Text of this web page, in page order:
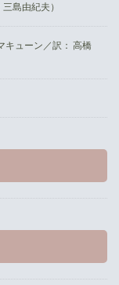
島由紀夫）
キューン／訳： 高橋